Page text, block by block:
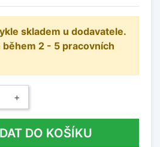
skladem u dodavatele.
2 - 5 pracovních
+
DO KOŠÍKU